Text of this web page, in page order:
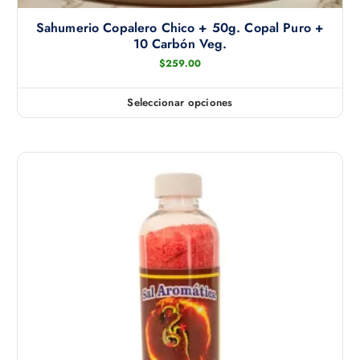
Sahumerio Copalero Chico + 50g. Copal Puro +
10 Carbón Veg.
$259.00
Seleccionar opciones
E
r
o
d
u
c
t
o
t
i